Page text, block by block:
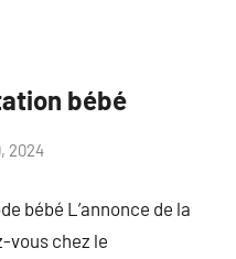
bébé
2024
bébé L’annonce de la
vous chez le